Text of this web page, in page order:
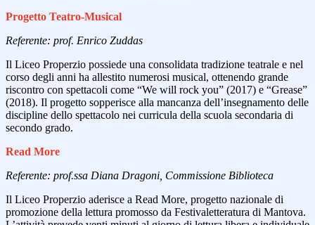
Progetto Teatro-Musical
Referente: prof. Enrico Zuddas
Il Liceo Properzio possiede una consolidata tradizione teatrale e nel
corso degli anni ha allestito numerosi musical, ottenendo grande
riscontro con spettacoli come “We will rock you” (2017) e “Grease”
(2018). Il progetto sopperisce alla mancanza dell’insegnamento delle
discipline dello spettacolo nei curricula della scuola secondaria di
secondo grado.
Read More
Referente: prof.ssa Diana Dragoni, Commissione Biblioteca
Il Liceo Properzio aderisce a Read More, progetto nazionale di
promozione della lettura promosso da Festivaletteratura di Mantova.